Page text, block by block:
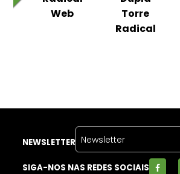
Web
Torre
Radical
NEWSLETTER
SIGA-NOS NAS REDES SOCIAIS